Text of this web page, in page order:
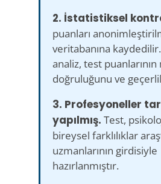
2. İstatistiksel
puanları
veritabanına
analiz, test
doğruluğunu ve
3. Profesyoneller
yapılmış. Test,
bireysel farklılıklar
uzmanlarının girdisiyle
hazırlanmıştır.